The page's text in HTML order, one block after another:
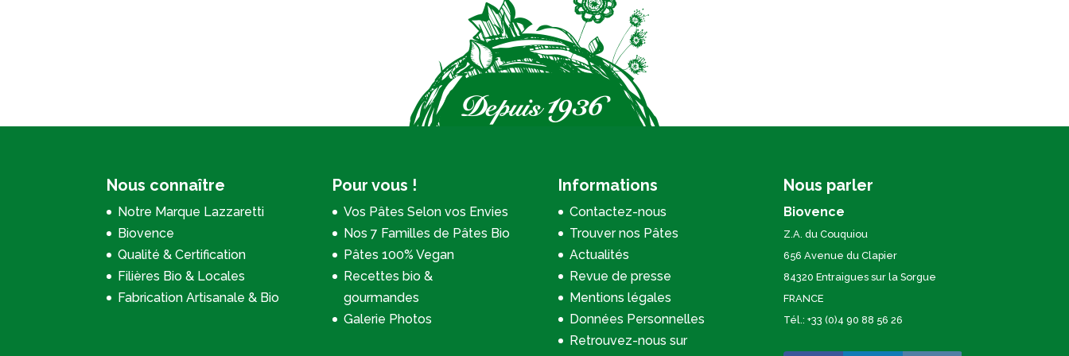
Nous connaître
Notre Marque Lazzaretti
Biovence
Qualité & Certification
Filières Bio & Locales
Fabrication Artisanale & Bio
Pour vous !
Vos Pâtes Selon vos Envies
Nos 7 Familles de Pâtes Bio
Pâtes 100% Vegan
Recettes bio &
gourmandes
Galerie Photos
Informations
Contactez-nous
Trouver nos Pâtes
Actualités
Revue de presse
Mentions légales
Données Personnelles
Retrouvez-nous sur
Nous parler
Biovence
Z.A. du Couquiou
656 Avenue du Clapier
84320 Entraigues sur la Sorgue
FRANCE
Tél.: +33 (0)4 90 88 56 26